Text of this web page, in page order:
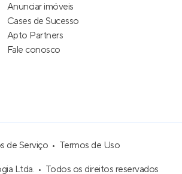
Anunciar imóveis
Cases de Sucesso
Apto Partners
Fale conosco
de Serviço
Termos de Uso
Ltda. Todos os direitos reservados